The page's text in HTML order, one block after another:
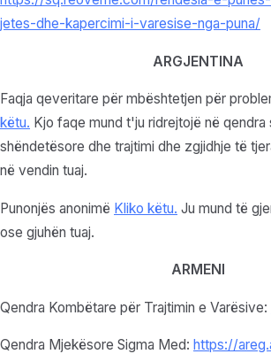
jetes-dhe-kapercimi-i-varesise-nga-puna/
ARGJENTINA
Faqja qeveritare për mbështetjen për
këtu. Kjo faqe mund t'ju ridrejtojë në
shëndetësore dhe trajtimi dhe zgjidhje të
në vendin tuaj.
Punonjës anonimë Kliko këtu. Ju mund të
ose gjuhën tuaj.
ARMENI
Qendra Kombëtare për Trajtimin e Varësive:
Qendra Mjekësore Sigma Med: https://